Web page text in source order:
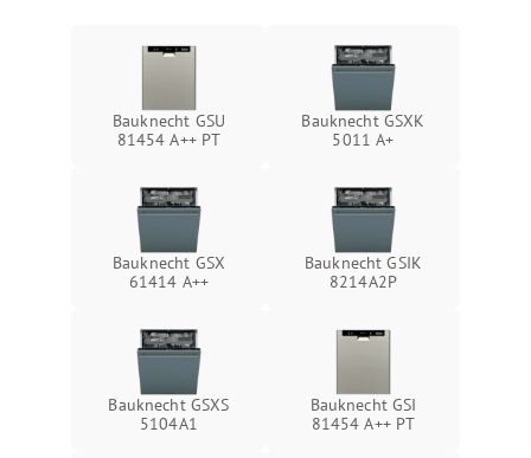
Bauknecht GSU
81454 A++ PT
Bauknecht GSXK
5011 A+
Bauknecht GSX
61414 A++
Bauknecht GSIK
8214A2P
Bauknecht GSXS
5104A1
Bauknecht GSI
81454 A++ PT